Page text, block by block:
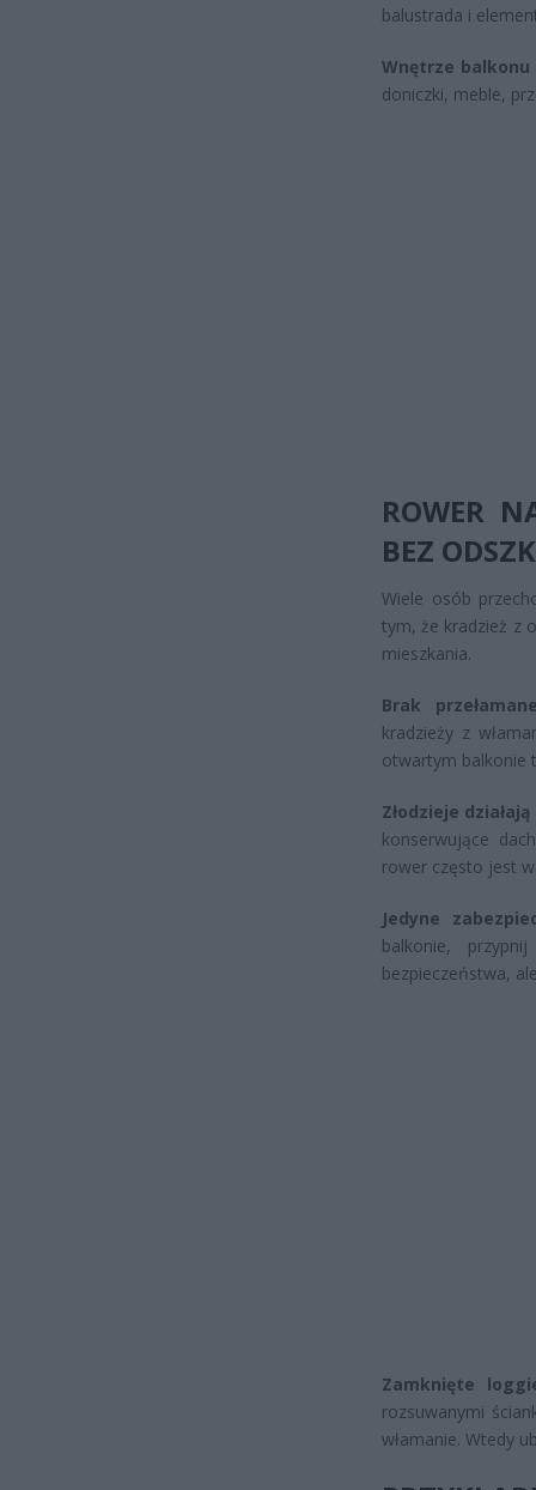
balustrada i
Wnętrze
doniczki, meble,
ROWER
BEZ
Wiele osób
tym, że kradzież z
mieszkania.
Brak
kradzieży z
otwartym balkonie
Złodzieje
konserwujące
rower często jest
Jedyne
balkonie,
bezpieczeństwa,
Zamknięte
rozsuwanymi
włamanie. Wtedy